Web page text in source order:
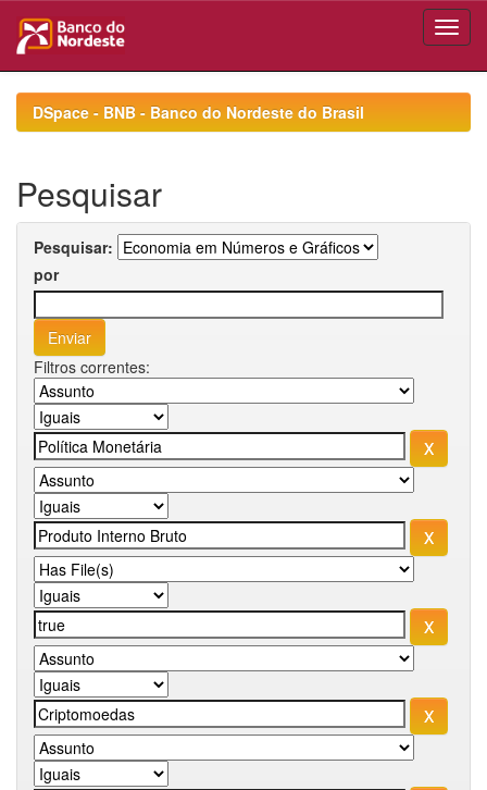
navigationDSpace - BNB - Banco do Nordeste do Brasil
Pesquisar
Pesquisar:
por
Filtros correntes: